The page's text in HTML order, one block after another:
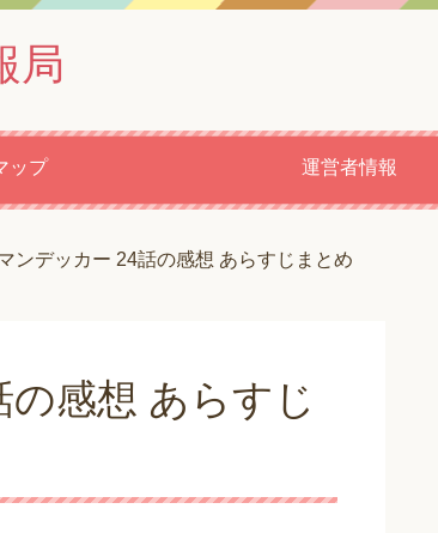
局
ップ 運営者情報
ンデッカー 24話の感想 あらすじまとめ
感想 あらすじ